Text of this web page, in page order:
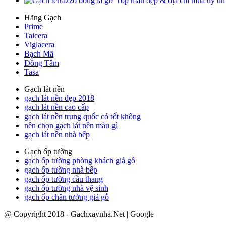
Hãng Gạch
Prime
Taicera
Viglacera
Bạch Mã
Đồng Tâm
Tasa
Gạch lát nền
gạch lát nền đẹp 2018
gạch lát nền cao cấp
gạch lát nền trung quốc có tốt không
nên chọn gạch lát nền màu gì
gạch lát nền nhà bếp
Gạch ốp tường
gạch ốp tường phòng khách giả gỗ
gạch ốp tường nhà bếp
gạch ốp tường cầu thang
gạch ốp tường nhà vệ sinh
gạch ốp chân tường giả gỗ
@ Copyright 2018 - Gachxaynha.Net | Google